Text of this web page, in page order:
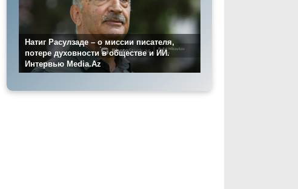
Натиг Расулзаде – о миссии писателя,
потере духовности в обществе и ИИ.
Интервью Media.Az